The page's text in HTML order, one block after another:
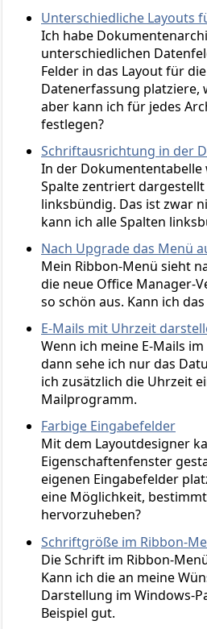
Unterschiedliche Layouts
Ich habe
unterschiedlichen
Felder in das Layout für
Datenerfassung platziere,
aber kann ich für jedes
festlegen?
Schriftausrichtung in der
In der Dokumententabelle
Spalte zentriert
linksbündig. Das ist zwar
kann ich alle Spalten
Nach Upgrade das Menü
Mein Ribbon-Menü sieht
die neue Office Manager-
so schön aus. Kann ich
E-Mails mit Uhrzeit
Wenn ich meine E-Mails
dann sehe ich nur das
ich zusätzlich die Uhrzeit
Mailprogramm.
Farbige Eingabefelder
Mit dem Layoutdesigner
Eigenschaftenfenster
eigenen Eingabefelder
eine Möglichkeit,
hervorzuheben?
Schriftgröße im Ribbon-
Die Schrift im Ribbon-
Kann ich die an meine
Darstellung im Windows-
Beispiel gut.